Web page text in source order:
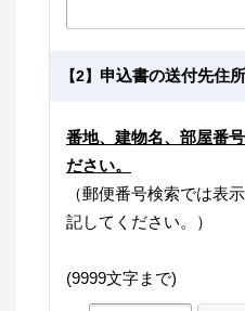
【2】 申込書の送付先住所
番地、建物名、部屋番
ださい。
（郵便番号検索では表
記してください。）
(9999文字まで)